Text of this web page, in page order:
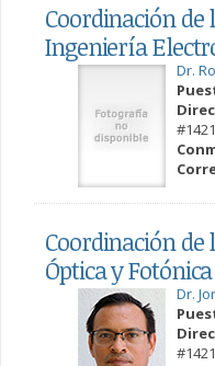
Coordinación de
Ingeniería
Dr.
Coordinación de
Óptica y Fotónica
Dr.